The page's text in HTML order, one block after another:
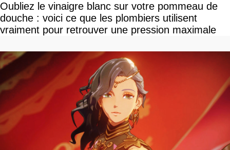
Oubliez le vinaigre blanc sur votre pommeau de
douche : voici ce que les plombiers utilisent
vraiment pour retrouver une pression maximale